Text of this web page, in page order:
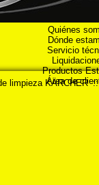
Quiénes
Dónde
Servicio
Productos
Área de
limpieza KÄRCHER ::